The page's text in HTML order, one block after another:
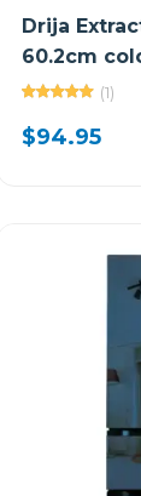
Drija
60.2cm
(1)
$94.95